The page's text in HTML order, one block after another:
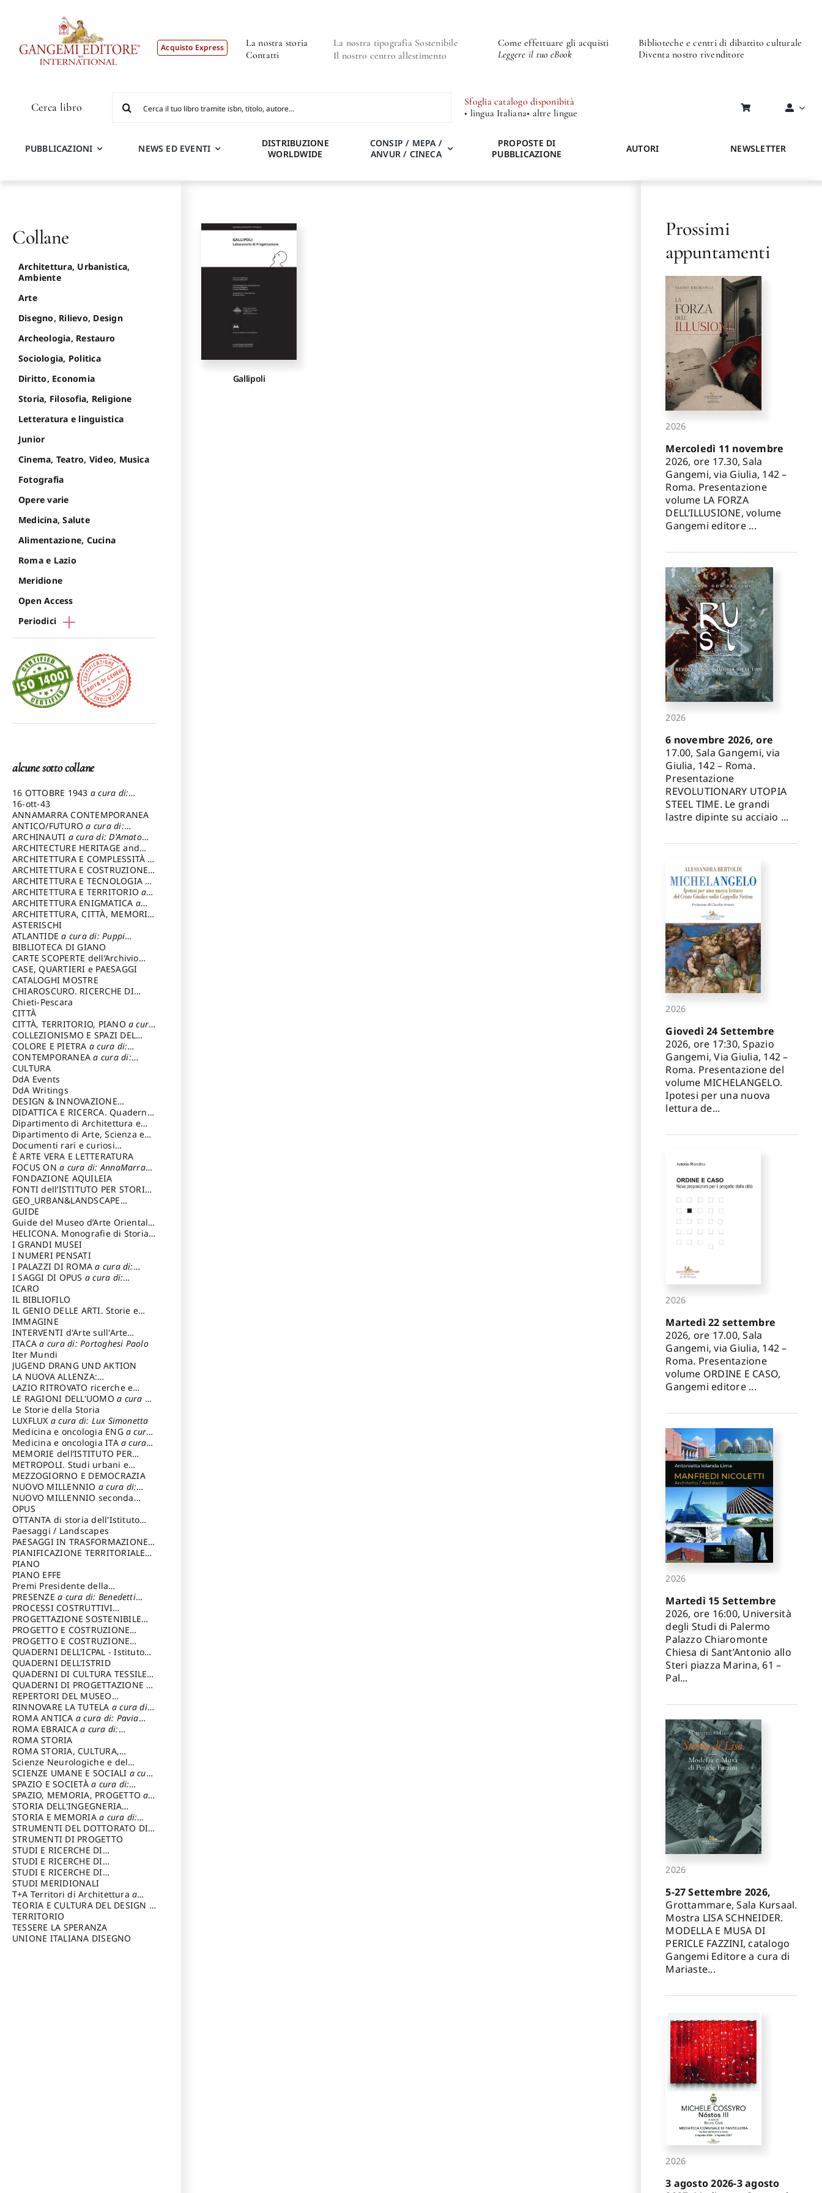
Acquisto Express
La nostra storia
Contatti
La nostra tipografia Sostenibile
Il nostro centro allestimento
Come effettuare gli acquisti
Leggere il tuo eBook
Biblioteche e centri di dibattito culturale
Diventa nostro rivenditore
Cerca libro
per:
Sfoglia catalogo disponibità
• lingua Italiana• altre lingue
PUBBLICAZIONI NEWS ED EVENTI
DISTRIBUZIONE
WORLDWIDE
CONSIP / MEPA /
ANVUR / CINECA
PROPOSTE DI
PUBBLICAZIONE
AUTORI NEWSLETTER
Gallipoli
Collane
Architettura, Urbanistica,
Ambiente
Arte
Disegno, Rilievo, Design
Archeologia, Restauro
Sociologia, Politica
Diritto, Economia
Storia, Filosofia, Religione
Letteratura e linguistica
Junior
Cinema, Teatro, Video, Musica
Fotografia
Opere varie
Medicina, Salute
Alimentazione, Cucina
Roma e Lazio
Meridione
Open Access
Periodici
alcune sotto collane
16 OTTOBRE 1943 a cura di:
Pezzetti Marcello
16-ott-43
ANNAMARRA CONTEMPORANEA
ANTICO/FUTUROa cura di:
Varagnoli Claudio
ARCHINAUTI a cura di: D'Amato
Claudio
ARCHITECTURE HERITAGE and
DESIGN
ARCHITETTURA E COMPLESSITÀ a
cura di: Piva Antonio
ARCHITETTURA E COSTRUZIONEa
cura di: Poretti Sergio
ARCHITETTURA E TECNOLOGIA a
cura di: Carrara Gianfranco
ARCHITETTURA E TERRITORIOa
cura di: Pietrogrande Enrico
ARCHITETTURA ENIGMATICA a
cura di: Lenci Ruggero
ARCHITETTURA, CITTÀ, MEMORIA
a cura di: Valeriani Enrico
ASTERISCHI
ATLANTIDEa cura di: Puppi
Lionello
BIBLIOTECA DI GIANO
CARTE SCOPERTE dell’Archivio
Storico Capitolino
CASE, QUARTIERI e PAESAGGI
CATALOGHI MOSTRE
CHIAROSCURO. RICERCHE DI
STORIA E STORIA DELL'ARTE
cura di: Di Carpegna Falconieri
Tommaso
Chieti-Pescara
CITTÀ
CITTÀ, TERRITORIO, PIANO a cura
di: Imbesi Giuseppe
COLLEZIONISMO E SPAZI DEL
COLLEZIONISMO a cura di:
Magnani Lauro
COLORE E PIETRA a cura di:
Selvaggi Giuseppe
CONTEMPORANEAa cura di:
Gubinelli Luna
CULTURA
DdA Events
DdA Writings
DESIGN & INNOVAZIONE
TECNOLOGICAa cura di: Vallicelli
Andrea
DIDATTICA E RICERCA. Quaderni
della Scuola
Dipartimento di Architettura e
Analisi della Città Mediterranea
Dipartimento di Arte, Scienza e
Tecnica del Costuire
Documenti rari e curiosi
dall'Archivio Segreto
È ARTE VERA E LETTERATURA
FOCUS ONa cura di: AnnaMarra
Contemporanea
FONDAZIONE AQUILEIA
FONTI dell’ISTITUTO PER STORIA
DEL RISORGIMENTO
GEO_URBAN&LANDSCAPE
PLANNING (GULP)
Trusiani Elio
GUIDE
Guide del Museo d’Arte Orientale
“Giuseppe Tucci”
HELICONA. Monografie di Storia
dell'Artea cura di: Gallo Marco
I GRANDI MUSEI
I NUMERI PENSATI
I PALAZZI DI ROMAa cura di:
Ippoliti Alessandro
I SAGGI DI OPUS a cura di:
Scalesse Tommaso
ICARO
IL BIBLIOFILO
IL GENIO DELLE ARTI. Storie e
interpretazione
IMMAGINE
INTERVENTI d'Arte sull'Arte
dedicata alla cultura della
conservazione d’arte
Fondazione Paola Droghetti onlus
ITACAa cura di: Portoghesi Paolo
Iter Mundi
JUGEND DRANG UND AKTION
LA NUOVA ALLENZA:
ARCHITETTURA & AMBIENTE
LAZIO RITROVATO ricerche e
restauri
LE RAGIONI DELL'UOMOa cura di:
Lombardi Satriani Luigi
Le Storie della Storia
LUXFLUX a cura di: Lux Simonetta
Medicina e oncologia ENG a cura
di: Lopez Massimo
Medicina e oncologia ITA a cura
di: Lopez Massimo
MEMORIE dell’ISTITUTO PER
STORIA DEL RISORGIMENTO
METROPOLI. Studi urbani e
regionali
MEZZOGIORNO E DEMOCRAZIA
NUOVO MILLENNIO a cura di:
Capaldo Pellegrino
NUOVO MILLENNIO seconda
serie
Francesco
OPUS
OTTANTA di storia dell'Istituto
storia dell’Istitutoa cura di:
Cavalieri Patrizia
Paesaggi / Landscapes
PAESAGGI IN TRASFORMAZIONEa
cura di: Corti Enrico A.
PIANIFICAZIONE TERRITORIALE
URBANISTICA ED AMBIENTALE
cura di: Costa Enrico
PIANO
PIANO EFFE
Premi Presidente della
Repubblica
PRESENZEa cura di: Benedetti
Sandro
PROCESSI COSTRUTTIVI
DELL'ARCHITETTURAa cura di:
Ippoliti Alessandro
PROGETTAZIONE SOSTENIBILE
PARTECIPATA
PROGETTO E COSTRUZIONE
DELL’ARCHITETTURA
PROGETTO E COSTRUZIONE
SOSTENIBILE
QUADERNI DELL'ICPAL - Istituto
centrale per il restauro e la
conservazione del patrimonio
archivistico e librario
QUADERNI DELL'ISTRID
QUADERNI DI CULTURA TESSILEa
cura di: Crispolti Livia
QUADERNI DI PROGETTAZIONE a
cura di: Giura Longo Tommaso
REPERTORI DEL MUSEO
CENTRALE DEL RISORGIMENTOa
cura di: Pizzo Marco
RINNOVARE LA TUTELA a cura di:
Cicalò Enrico
ROMA ANTICA a cura di: Pavia
Carlo
ROMA EBRAICAa cura di:
Procaccia Claudio
ROMA STORIA
ROMA STORIA, CULTURA,
IMMAGINEa cura di: Fagiolo
Marcello
Scienze Neurologiche e del
Comportamento
SCIENZE UMANE E SOCIALI a cura
di: Iannizzi Salvatore
SPAZIO E SOCIETÀa cura di:
Cassetti Roberto
SPAZIO, MEMORIA, PROGETTOa
cura di: Rossi Massimo
STORIA DELL'INGEGNERIA
STRUTTURALE IN ITALIAa cura di:
Poretti Sergio
STORIA E MEMORIAa cura di:
Rossi Lauro
STRUMENTI DEL DOTTORATO DI
RICERCA IN RILIEVO E
RAPPRESENTAZIONE
DELL’ARCHITETTURA E
DELL’AMBIENTEa cura di: Migliari
Riccardo
STRUMENTI DI PROGETTO
STUDI E RICERCHE DI
ARCHEOLOGIA IN SICILIA
di: Pelagatti Paola
STUDI E RICERCHE DI
ARCHITETTURA del Dipartimento
di Architettura Università degli
Studi G. d' Annunzio
STUDI E RICERCHE DI
ARCHITETTURA del Dipartimento
di Architettura Università degli
Studi G. d' Annunzio, Chieti-
Pescaraa cura di: Fusero Paolo
STUDI MERIDIONALI
T+A Territori di Architetturaa
cura di: Ramazzotti Luigi
TEORIA E CULTURA DEL DESIGN a
cura di: Furlanis Giuseppe
TERRITORIO
TESSERE LA SPERANZA
UNIONE ITALIANA DISEGNO
Prossimi
appuntamenti
2026
Mercoledì 11 novembre
2026, ore 17.30, Sala
Gangemi, via Giulia, 142 –
Roma. Presentazione
volume LA FORZA
DELL’ILLUSIONE, volume
Gangemi editore ...
2026
6 novembre 2026, ore
17.00, Sala Gangemi, via
Giulia, 142 – Roma.
Presentazione
REVOLUTIONARY UTOPIA
STEEL TIME. Le grandi
lastre dipinte su acciaio ...
2026
Giovedì 24 Settembre
2026, ore 17:30, Spazio
Gangemi, Via Giulia, 142 –
Roma. Presentazione del
volume MICHELANGELO.
Ipotesi per una nuova
lettura de...
2026
Martedì 22 settembre
2026, ore 17.00, Sala
Gangemi, via Giulia, 142 –
Roma. Presentazione
volume ORDINE E CASO,
Gangemi editore ...
2026
Martedì 15 Settembre
2026, ore 16:00, Università
degli Studi di Palermo
Palazzo Chiaromonte
Chiesa di Sant’Antonio allo
Steri piazza Marina, 61 –
Pal...
2026
5-27 Settembre 2026,
Grottammare, Sala Kursaal.
Mostra LISA SCHNEIDER.
MODELLA E MUSA DI
PERICLE FAZZINI, catalogo
Gangemi Editore a cura di
Mariaste...
2026
3 agosto 2026-3 agosto